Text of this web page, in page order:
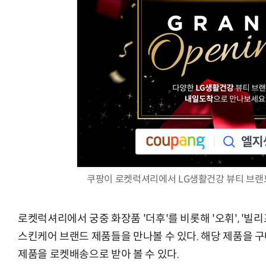
쿠팡이 로켓럭셔리에서 LG생활건강 뷰티 브
로켓럭셔리에서 궁중 화장품 '더후'를 비롯해 '오휘', '빌
스킨케어 브랜드 제품들을 만나볼 수 있다. 해당 제품을
제품을 로켓배송으로 받아 볼 수 있다.
AI Native Enterprise를 지원하는 AI Ready Data